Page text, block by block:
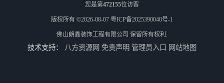
您是第472155位访客
版权所有 ©2026-08-07 粤ICP备2025390040号-1
佛山朗鑫装饰工程有限公司 保留所有权利.
技术支持： 八方资源网 免责声明 管理员入口 网站地图